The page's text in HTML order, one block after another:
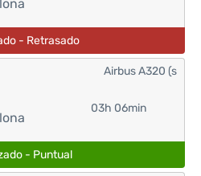
- Retrasado
03h 06min
Airbus A320 (s
- Puntual